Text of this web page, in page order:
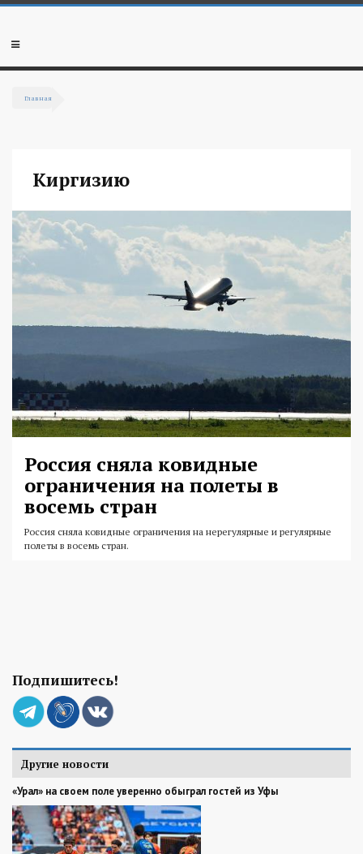
Перейти к основному содержанию
Мобильное
Главная
Киргизию
Россия сняла ковидные
ограничения на полеты в
восемь стран
Россия сняла ковидные ограничения на нерегулярные и регулярные
полеты в восемь стран.
Подпишитесь!
Другие новости
«Урал» на своем поле уверенно обыграл гостей из Уфы